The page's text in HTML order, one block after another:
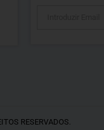
RESERVADOS.